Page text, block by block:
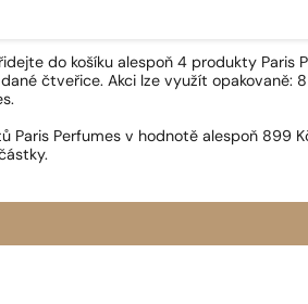
do košíku alespoň 4 produkty
čtveřice. Akci lze využít opakovaně:
Paris Perfumes v hodnotě alespoň